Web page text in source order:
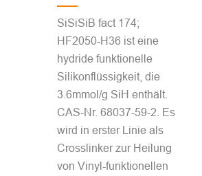
SiSiSiB fact 174;
HF2050-H36 ist eine
hydride funktionelle
Silikonflüssigkeit, die
3.6mmol/g SiH enthält.
CAS-Nr. 68037-59-2. Es
wird in erster Linie als
Crosslinker zur Heilung
von Vinyl-funktionellen